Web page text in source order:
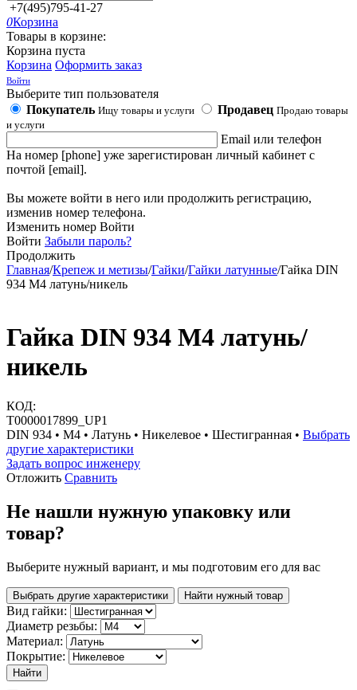
+7(495)795-41-27
0Корзина
Товары в корзине:
Корзина пуста
Корзина Оформить заказ
Войти
Выберите тип пользователя
Покупатель Ищу товары и услуги Продавец Продаю товары
и услуги
Email или телефон
На номер [phone] уже зарегистирован личный кабинет с
почтой [email].
Вы можете войти в него или продолжить регистрацию,
изменив номер телефона.
Изменить номер Войти
Войти Забыли пароль?
Продолжить
Главная/Крепеж и метизы/Гайки/Гайки латунные/Гайка DIN
934 М4 латунь/никель
Гайка DIN 934 М4 латунь/
никель
КОД:
Т0000017899_UP1
DIN 934 • М4 • Латунь • Никелевое • Шестигранная • Выбрать
другие характеристики
Задать вопрос инженеру
Отложить Сравнить
Не нашли нужную упаковку или
товар?
Выберите нужный вариант, и мы подготовим его для вас
Выбрать другие характеристики Найти нужный товар
Вид гайки:
Диаметр резьбы:
Материал:
Покрытие:
Найти